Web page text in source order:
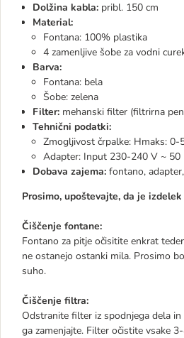
Dolžina kabla: pribl. 150 cm
Material:
Fontana: 100% plastika
4 zamenljive šobe za vodni
Barva:
Fontana: bela
Šobe: zelena
Filter: mehanski filter (filtrirna
Tehnični podatki:
Zmogljivost črpalke: Hmaks:
Adapter: Input 230-240 V ~
Dobava zajema: fontano,
Prosimo, upoštevajte, da je
Čiščenje fontane:
Fontano za pitje očisitite enkrat
ne ostanejo ostanki mila. Prosimo
suho.
Čiščenje filtra:
Odstranite filter iz spodnjega dela
ga zamenjajte. Filter očistite vsake